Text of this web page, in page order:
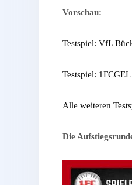
Vorschau:
Testspiel: VfL
Testspiel:
Alle weiteren
Die